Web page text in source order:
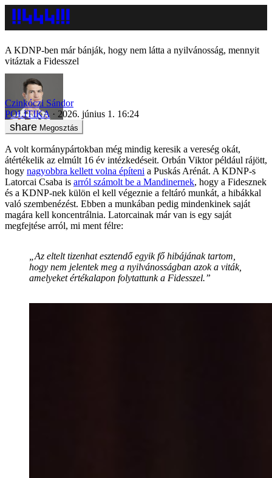
A KDNP-ben már bánják, hogy nem látta a nyilvánosság, mennyit
vitáztak a Fidesszel
Czinkóczi Sándor
POLITIKA
2026. június 1. 16:24
Megosztás
A volt kormánypártokban még mindig keresik a vereség okát,
átértékelik az elmúlt 16 év intézkedéseit. Orbán Viktor például rájött,
hogy nagyobbra kellett volna építeni a Puskás Arénát. A KDNP-s
Latorcai Csaba is arról számolt be a Mandinernek, hogy a Fidesznek
és a KDNP-nek külön el kell végeznie a feltáró munkát, a hibákkal
való szembenézést. Ebben a munkában pedig mindenkinek saját
magára kell koncentrálnia. Latorcainak már van is egy saját
megfejtése arról, mi ment félre:
„Az eltelt tizenhat esztendő egyik fő hibájának tartom,
hogy nem jelentek meg a nyilvánosságban azok a viták,
amelyeket értékalapon folytattunk a Fidesszel.”